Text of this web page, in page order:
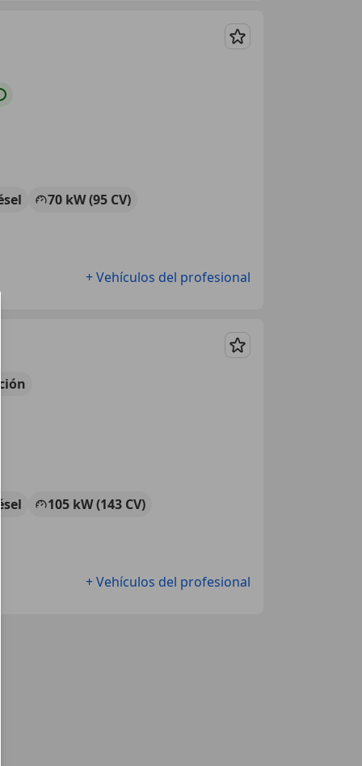
Guardar
70 kW (95 CV)
+ Vehículos del profesional
Guardar
105 kW (143 CV)
+ Vehículos del profesional